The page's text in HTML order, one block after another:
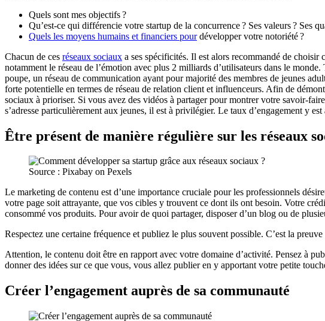
Quels sont mes objectifs ?
Qu’est-ce qui différencie votre startup de la concurrence ? Ses valeurs ? Ses
Quels les moyens humains et financiers pourdévelopper votre notoriété ?
Chacun de ces réseaux sociaux a ses spécificités. Il est alors recommandé de
notamment le réseau de l’émotion avec plus 2 milliards d’utilisateurs dans le
poupe, un réseau de communication ayant pour majorité des membres de jeunes
forte potentielle en termes de réseau de relation client et influenceurs. Afin de
sociaux à prioriser. Si vous avez des vidéos à partager pour montrer votre savoir-
s’adresse particulièrement aux jeunes, il est à privilégier. Le taux d’engagement y
Être présent de manière régulière sur les réseaux
Source : Pixabay on Pexels
Le marketing de contenu est d’une importance cruciale pour les professionnels
votre page soit attrayante, que vos cibles y trouvent ce dont ils ont besoin. Votre
consommé vos produits. Pour avoir de quoi partager, disposer d’un blog ou de
Respectez une certaine fréquence et publiez le plus souvent possible. C’est la
Attention, le contenu doit être en rapport avec votre domaine d’activité. Pensez à
donner des idées sur ce que vous, vous allez publier en y apportant votre petite
Créer l’engagement auprès de sa communauté